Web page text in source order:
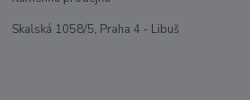
Skalská 1058/5, Praha 4 - Libuš